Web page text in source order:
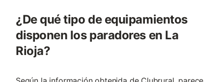
¿De qué tipo de equipamientos
disponen los paradores en La
Rioja?